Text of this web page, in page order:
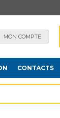
MON COMPTE
CONTACTS